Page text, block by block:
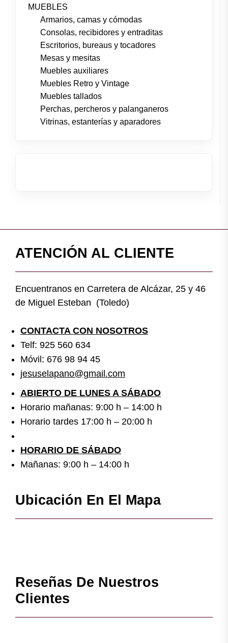
MUEBLES
Armarios, camas y cómodas
Consolas, recibidores y entraditas
Escritorios, bureaus y tocadores
Mesas y mesitas
Muebles auxiliares
Muebles Retro y Vintage
Muebles tallados
Perchas, percheros y palanganeros
Vitrinas, estanterías y aparadores
ATENCIÓN AL CLIENTE
Encuentranos en Carretera de Alcázar, 25 y 46
de Miguel Esteban (Toledo)
CONTACTA CON NOSOTROS
Telf: 925 560 634
Móvil: 676 98 94 45
jesuselapano@gmail.com
ABIERTO DE LUNES A SÁBADO
Horario mañanas: 9:00 h – 14:00 h
Horario tardes 17:00 h – 20:00 h
HORARIO DE SÁBADO
Mañanas: 9:00 h – 14:00 h
Ubicación En El Mapa
Reseñas De Nuestros
Clientes